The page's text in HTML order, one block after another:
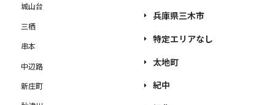
城山台
三栖
串本
中辺路
新庄町
兵庫県三木市
特定エリアなし
太地町
紀中